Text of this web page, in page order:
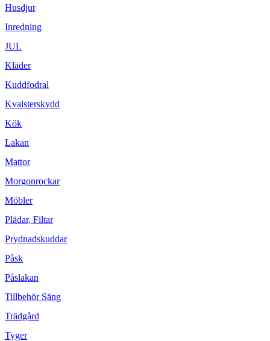
Husdjur
Inredning
JUL
Kläder
Kuddfodral
Kvalsterskydd
Kök
Lakan
Mattor
Morgonrockar
Möbler
Plädar, Filtar
Prydnadskuddar
Påsk
Påslakan
Tillbehör Säng
Trädgård
Tyger